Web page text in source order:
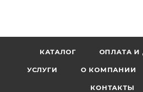
1352322020, 1352122020, 13506-
КАТАЛОГ ОПЛАТА И
УСЛУГИ О КОМПАНИИ
КОНТАКТЫ